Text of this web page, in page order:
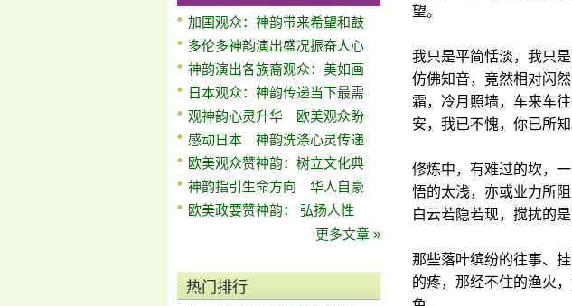
加国观众：神韵带来希望和鼓
多伦多神韵演出盛况振奋人心
神韵演出各族裔观众：美如画
日本观众：神韵传递当下最需
观神韵心灵升华 欧美观众盼
感动日本 神韵洗涤心灵传递
欧美观众赞神韵：树立文化典
神韵指引生命方向 华人自豪
欧美政要赞神韵： 弘扬人性
更多文章 »
热门排行
望。
我只是平简恬淡，我只
仿佛知音，竟然相对闪
霜，冷月照墙，车来车
安，我已不愧，你已所知
修炼中，有难过的坎，
悟的太浅，亦或业力所
白云若隐若现，搅扰的
那些落叶缤纷的往事、
的疼，那经不住的渔火